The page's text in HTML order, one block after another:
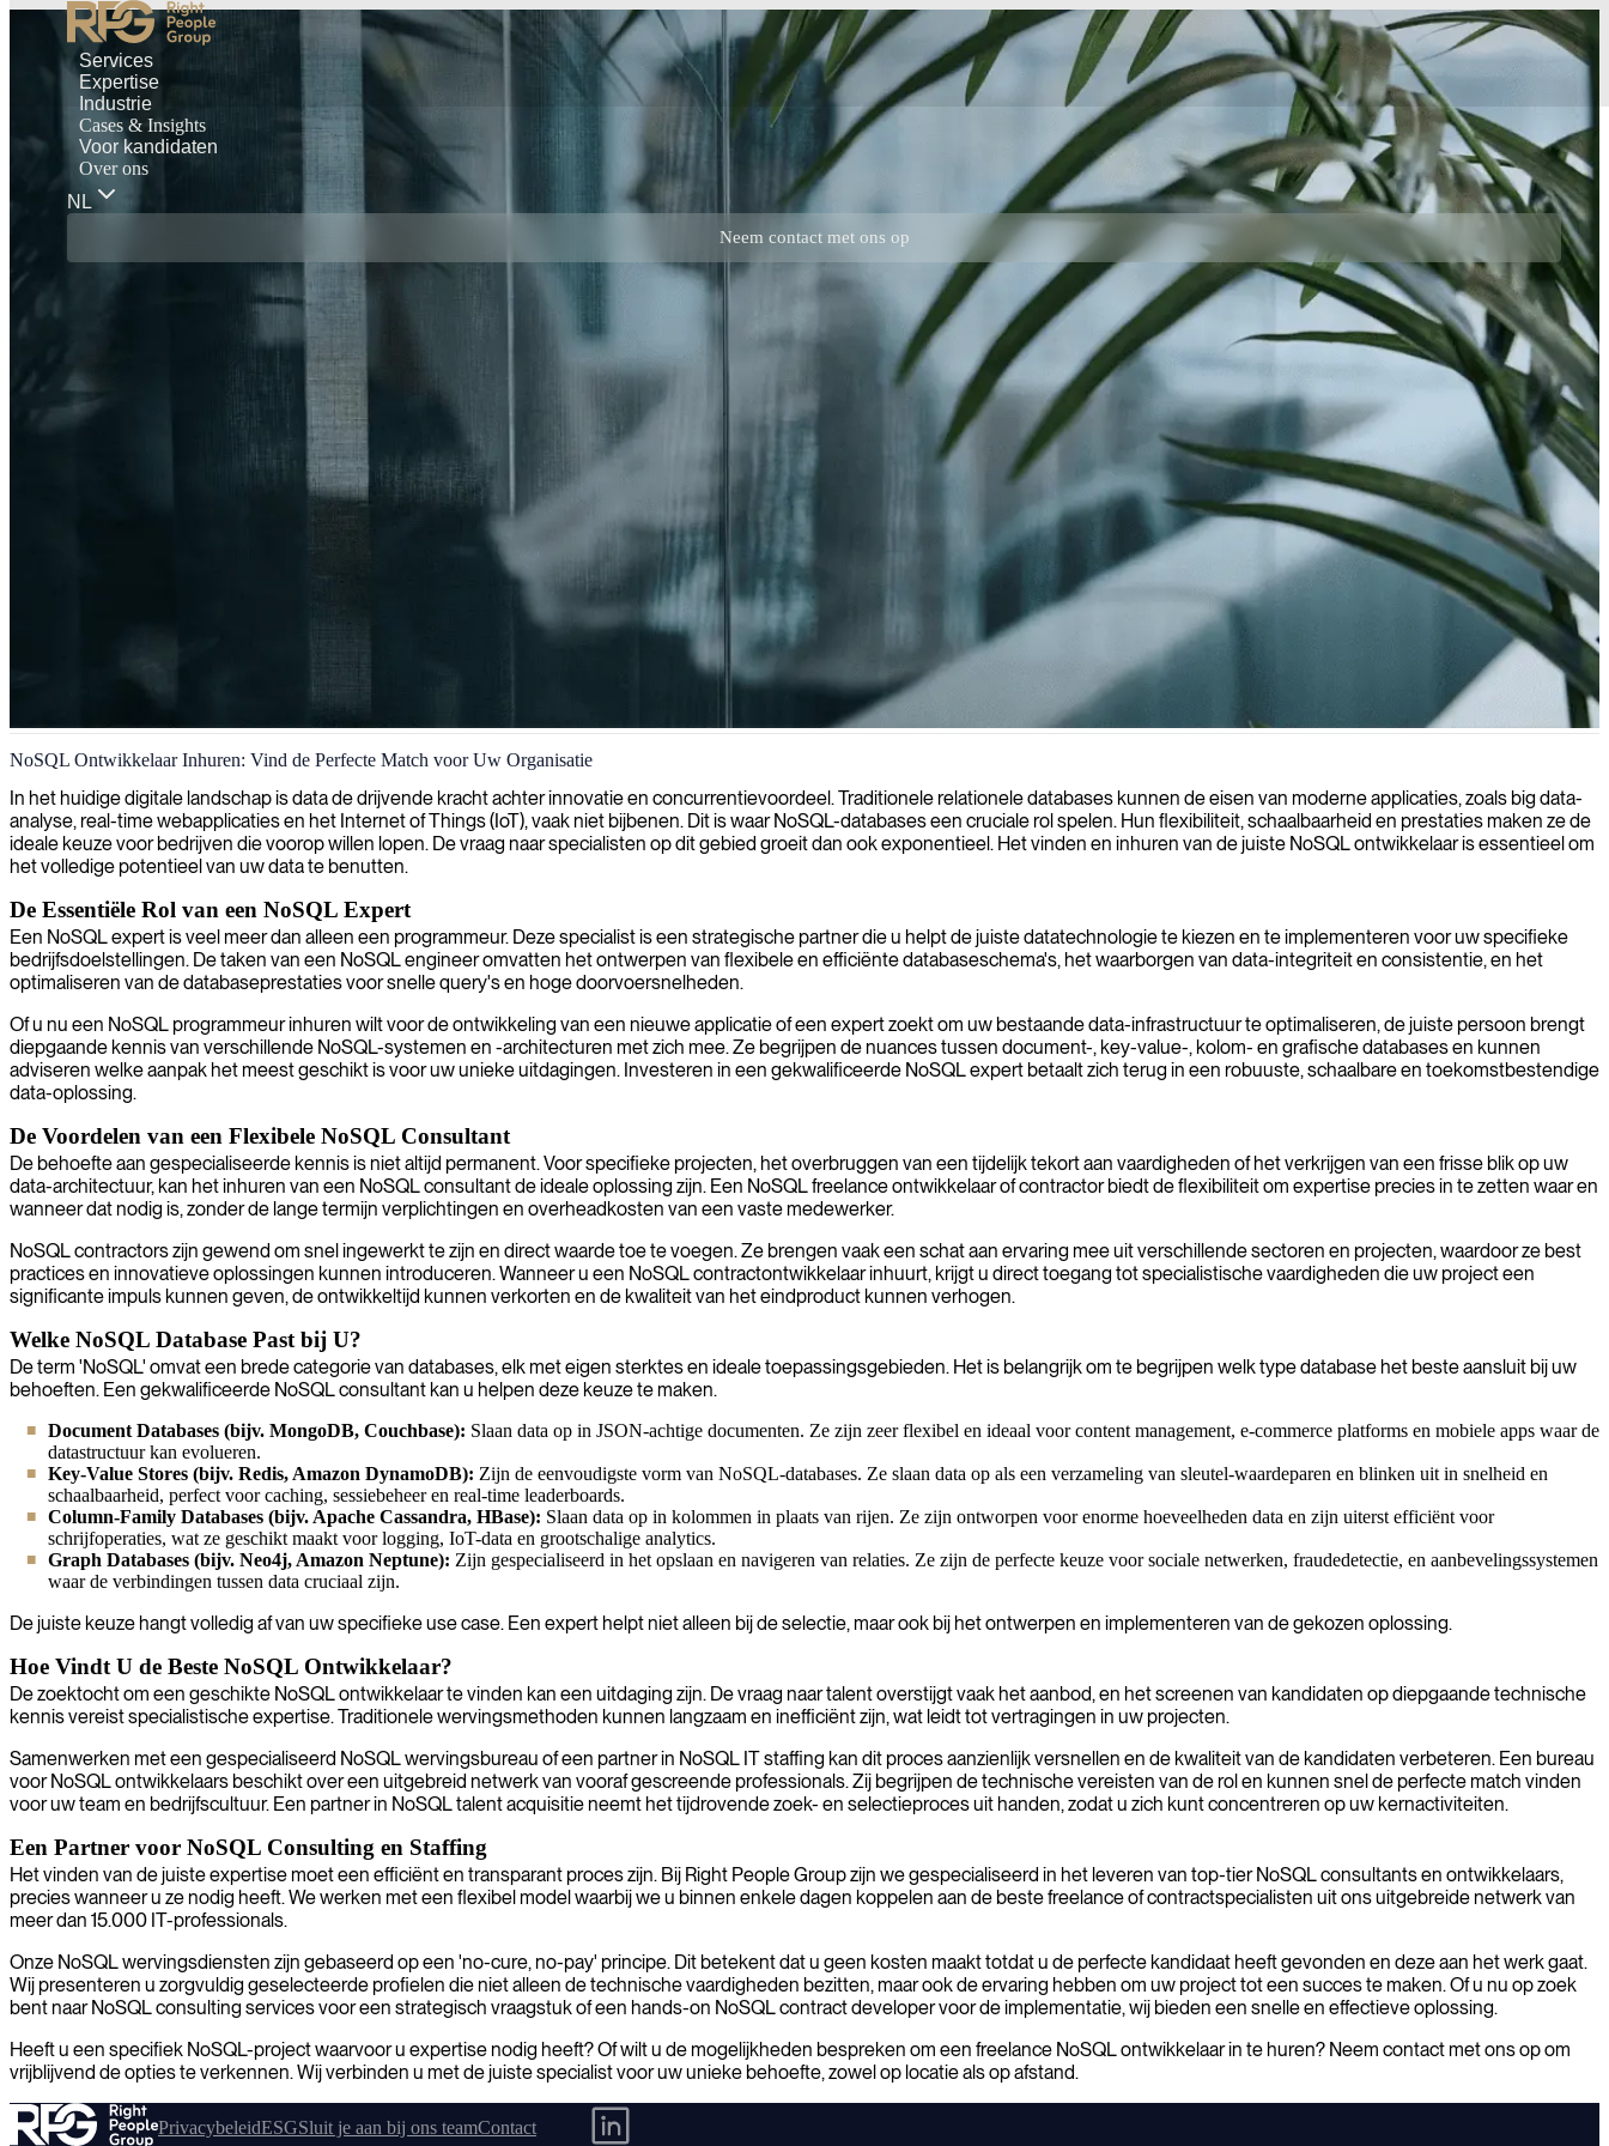
Services
Expertise
Industrie
Cases & Insights
Voor kandidaten
Over ons
NL
Neem contact met ons op
NoSQL databaseoplossingen
Onze NoSQL-experts leveren schaalbare databaseoplossingen die de prestaties optimaliseren en grootschalige data-uitdagingen aankunnen voor uw bedrijfsapplicaties.
NoSQL Ontwikkelaar Inhuren: Vind de Perfecte Match voor Uw Organisatie
In het huidige digitale landschap is data de drijvende kracht achter innovatie en concurrentievoordeel. Traditionele relationele databases kunnen de eisen van moderne applicaties, zoals big data-
analyse, real-time webapplicaties en het Internet of Things (IoT), vaak niet bijbenen. Dit is waar NoSQL-databases een cruciale rol spelen. Hun flexibiliteit, schaalbaarheid en prestaties maken ze de
ideale keuze voor bedrijven die voorop willen lopen. De vraag naar specialisten op dit gebied groeit dan ook exponentieel. Het vinden en inhuren van de juiste NoSQL ontwikkelaar is essentieel om
het volledige potentieel van uw data te benutten.
De Essentiële Rol van een NoSQL Expert
Een NoSQL expert is veel meer dan alleen een programmeur. Deze specialist is een strategische partner die u helpt de juiste datatechnologie te kiezen en te implementeren voor uw specifieke
bedrijfsdoelstellingen. De taken van een NoSQL engineer omvatten het ontwerpen van flexibele en efficiënte databaseschema's, het waarborgen van data-integriteit en consistentie, en het
optimaliseren van de databaseprestaties voor snelle query's en hoge doorvoersnelheden.
Of u nu een NoSQL programmeur inhuren wilt voor de ontwikkeling van een nieuwe applicatie of een expert zoekt om uw bestaande data-infrastructuur te optimaliseren, de juiste persoon brengt
diepgaande kennis van verschillende NoSQL-systemen en -architecturen met zich mee. Ze begrijpen de nuances tussen document-, key-value-, kolom- en grafische databases en kunnen
adviseren welke aanpak het meest geschikt is voor uw unieke uitdagingen. Investeren in een gekwalificeerde NoSQL expert betaalt zich terug in een robuuste, schaalbare en toekomstbestendige
data-oplossing.
De Voordelen van een Flexibele NoSQL Consultant
De behoefte aan gespecialiseerde kennis is niet altijd permanent. Voor specifieke projecten, het overbruggen van een tijdelijk tekort aan vaardigheden of het verkrijgen van een frisse blik op uw
data-architectuur, kan het inhuren van een NoSQL consultant de ideale oplossing zijn. Een NoSQL freelance ontwikkelaar of contractor biedt de flexibiliteit om expertise precies in te zetten waar en
wanneer dat nodig is, zonder de lange termijn verplichtingen en overheadkosten van een vaste medewerker.
NoSQL contractors zijn gewend om snel ingewerkt te zijn en direct waarde toe te voegen. Ze brengen vaak een schat aan ervaring mee uit verschillende sectoren en projecten, waardoor ze best
practices en innovatieve oplossingen kunnen introduceren. Wanneer u een NoSQL contractontwikkelaar inhuurt, krijgt u direct toegang tot specialistische vaardigheden die uw project een
significante impuls kunnen geven, de ontwikkeltijd kunnen verkorten en de kwaliteit van het eindproduct kunnen verhogen.
Welke NoSQL Database Past bij U?
De term 'NoSQL' omvat een brede categorie van databases, elk met eigen sterktes en ideale toepassingsgebieden. Het is belangrijk om te begrijpen welk type database het beste aansluit bij uw
behoeften. Een gekwalificeerde NoSQL consultant kan u helpen deze keuze te maken.
Document Databases (bijv. MongoDB, Couchbase): Slaan data op in JSON-achtige documenten. Ze zijn zeer flexibel en ideaal voor content management, e-commerce platforms en mobiele apps waar de
datastructuur kan evolueren.
Key-Value Stores (bijv. Redis, Amazon DynamoDB): Zijn de eenvoudigste vorm van NoSQL-databases. Ze slaan data op als een verzameling van sleutel-waardeparen en blinken uit in snelheid en
schaalbaarheid, perfect voor caching, sessiebeheer en real-time leaderboards.
Column-Family Databases (bijv. Apache Cassandra, HBase): Slaan data op in kolommen in plaats van rijen. Ze zijn ontworpen voor enorme hoeveelheden data en zijn uiterst efficiënt voor
schrijfoperaties, wat ze geschikt maakt voor logging, IoT-data en grootschalige analytics.
Graph Databases (bijv. Neo4j, Amazon Neptune): Zijn gespecialiseerd in het opslaan en navigeren van relaties. Ze zijn de perfecte keuze voor sociale netwerken, fraudedetectie, en aanbevelingssystemen
waar de verbindingen tussen data cruciaal zijn.
De juiste keuze hangt volledig af van uw specifieke use case. Een expert helpt niet alleen bij de selectie, maar ook bij het ontwerpen en implementeren van de gekozen oplossing.
Hoe Vindt U de Beste NoSQL Ontwikkelaar?
De zoektocht om een geschikte NoSQL ontwikkelaar te vinden kan een uitdaging zijn. De vraag naar talent overstijgt vaak het aanbod, en het screenen van kandidaten op diepgaande technische
kennis vereist specialistische expertise. Traditionele wervingsmethoden kunnen langzaam en inefficiënt zijn, wat leidt tot vertragingen in uw projecten.
Samenwerken met een gespecialiseerd NoSQL wervingsbureau of een partner in NoSQL IT staffing kan dit proces aanzienlijk versnellen en de kwaliteit van de kandidaten verbeteren. Een bureau
voor NoSQL ontwikkelaars beschikt over een uitgebreid netwerk van vooraf gescreende professionals. Zij begrijpen de technische vereisten van de rol en kunnen snel de perfecte match vinden
voor uw team en bedrijfscultuur. Een partner in NoSQL talent acquisitie neemt het tijdrovende zoek- en selectieproces uit handen, zodat u zich kunt concentreren op uw kernactiviteiten.
Een Partner voor NoSQL Consulting en Staffing
Het vinden van de juiste expertise moet een efficiënt en transparant proces zijn. Bij Right People Group zijn we gespecialiseerd in het leveren van top-tier NoSQL consultants en ontwikkelaars,
precies wanneer u ze nodig heeft. We werken met een flexibel model waarbij we u binnen enkele dagen koppelen aan de beste freelance of contractspecialisten uit ons uitgebreide netwerk van
meer dan 15.000 IT-professionals.
Onze NoSQL wervingsdiensten zijn gebaseerd op een 'no-cure, no-pay' principe. Dit betekent dat u geen kosten maakt totdat u de perfecte kandidaat heeft gevonden en deze aan het werk gaat.
Wij presenteren u zorgvuldig geselecteerde profielen die niet alleen de technische vaardigheden bezitten, maar ook de ervaring hebben om uw project tot een succes te maken. Of u nu op zoek
bent naar NoSQL consulting services voor een strategisch vraagstuk of een hands-on NoSQL contract developer voor de implementatie, wij bieden een snelle en effectieve oplossing.
Heeft u een specifiek NoSQL-project waarvoor u expertise nodig heeft? Of wilt u de mogelijkheden bespreken om een freelance NoSQL ontwikkelaar in te huren? Neem contact met ons op om
vrijblijvend de opties te verkennen. Wij verbinden u met de juiste specialist voor uw unieke behoefte, zowel op locatie als op afstand.
PrivacybeleidESGSluit je aan bij ons teamContact